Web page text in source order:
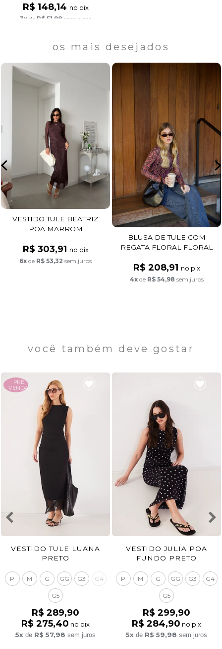
R$ 148,14 no pix
3x de R$ 51,98 sem juros
os mais desejados
VESTIDO TULE BEATRIZ
POA MARROM
R$ 303,91 no pix
6x de R$ 53,32 sem juros
BLUSA DE TULE COM
REGATA FLORAL FLORAL
R$ 208,91 no pix
4xde R$ 54,98 sem juros
você também deve gostar
PRÈ
VENDA
VESTIDO TULE LUANA
PRETO
P M G GG G3 G4
G5
R$ 289,90
R$ 275,40 no pix
5x de R$ 57,98 sem juros
VESTIDO JULIA POA
FUNDO PRETO
P M G GG G3 G4
G5
R$ 299,90
R$ 284,90 no pix
5x de R$ 59,98 sem juros